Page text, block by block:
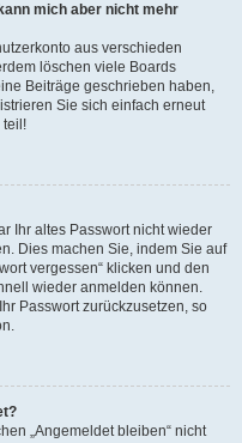
mich aber nicht mehr
aus verschieden
löschen viele Boards
Beiträge geschrieben haben,
Sie sich einfach erneut
teil!
Ihr altes Passwort nicht wieder
Dies machen Sie, indem Sie auf
vergessen“ klicken und den
wieder anmelden können.
Passwort zurückzusetzen, so
„Angemeldet bleiben“ nicht